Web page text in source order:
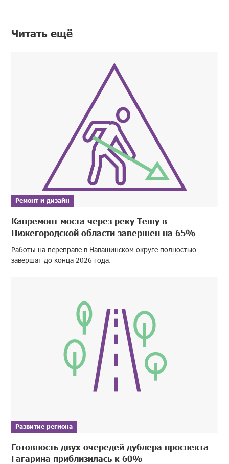
Читать ещё
Ремонт и дизайн
Капремонт моста через реку Тешу в
Нижегородской области завершен на 65%
Работы на переправе в Навашинском округе полностью
завершат до конца 2026 года.
Развитие региона
Готовность двух очередей дублера проспекта
Гагарина приблизилась к 60%